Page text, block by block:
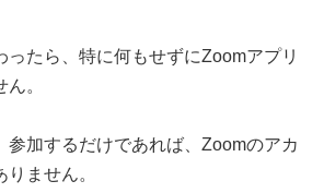
ったら、特に何もせずにZoomアプリ
。
加するだけであれば、Zoomのアカ
ません。